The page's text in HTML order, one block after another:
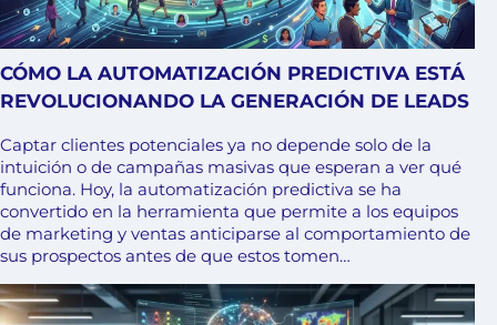
CÓMO LA AUTOMATIZACIÓN PREDICTIVA ESTÁ
REVOLUCIONANDO LA GENERACIÓN DE LEADS
Captar clientes potenciales ya no depende solo de la
intuición o de campañas masivas que esperan a ver qué
funciona. Hoy, la automatización predictiva se ha
convertido en la herramienta que permite a los equipos
de marketing y ventas anticiparse al comportamiento de
sus prospectos antes de que estos tomen…